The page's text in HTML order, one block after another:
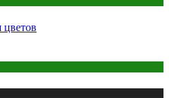
цветов